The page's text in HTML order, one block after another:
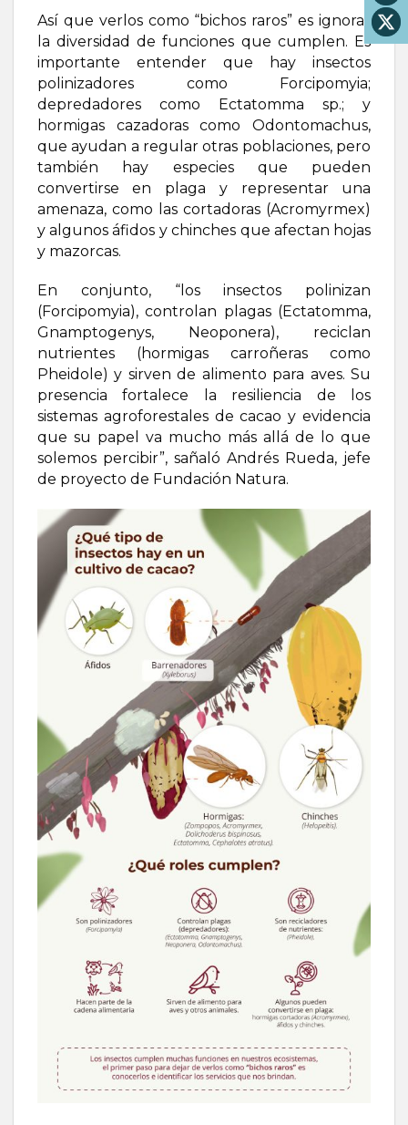
Así que verlos como “bichos raros” es ignorar
la diversidad de funciones que cumplen. Es
importante entender que hay insectos
polinizadores como Forcipomyia;
depredadores como Ectatomma sp.; y
hormigas cazadoras como Odontomachus,
que ayudan a regular otras poblaciones, pero
también hay especies que pueden
convertirse en plaga y representar una
amenaza, como las cortadoras (Acromyrmex)
y algunos áfidos y chinches que afectan hojas
y mazorcas.
En conjunto, “los insectos polinizan
(Forcipomyia), controlan plagas (Ectatomma,
Gnamptogenys, Neoponera), reciclan
nutrientes (hormigas carroñeras como
Pheidole) y sirven de alimento para aves. Su
presencia fortalece la resiliencia de los
sistemas agroforestales de cacao y evidencia
que su papel va mucho más allá de lo que
solemos percibir”, sañaló Andrés Rueda, jefe
de proyecto de Fundación Natura.